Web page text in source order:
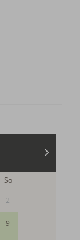
>
So
2
9